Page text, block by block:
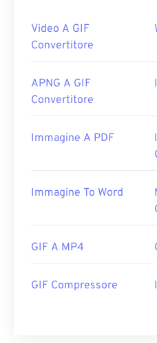
Video A GIF
Convertitore
APNG A GIF
Convertitore
Immagine A PDF
Immagine To Word
GIF A MP4
GIF Compressore